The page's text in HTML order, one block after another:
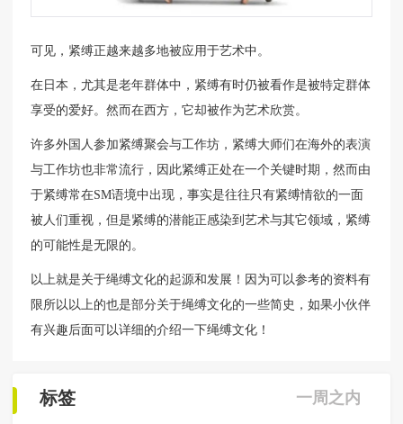
可见，紧缚正越来越多地被应用于艺术中。
在日本，尤其是老年群体中，紧缚有时仍被看作是被特定群体
享受的爱好。然而在西方，它却被作为艺术欣赏。
许多外国人参加紧缚聚会与工作坊，紧缚大师们在海外的表演
与工作坊也非常流行，因此紧缚正处在一个关键时期，然而由
于紧缚常在SM语境中出现，事实是往往只有紧缚情欲的一面
被人们重视，但是紧缚的潜能正感染到艺术与其它领域，紧缚
的可能性是无限的。
以上就是关于绳缚文化的起源和发展！因为可以参考的资料有
限所以以上的也是部分关于绳缚文化的一些简史，如果小伙伴
有兴趣后面可以详细的介绍一下绳缚文化！
标签 一周之内